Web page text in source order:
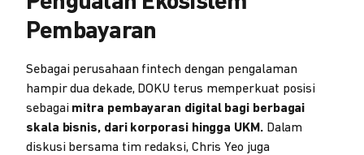
Pembayaran
Sebagai perusahaan fintech dengan pengalaman
hampir dua dekade, DOKU terus memperkuat posisi
sebagai mitra pembayaran digital bagi berbagai
skala bisnis, dari korporasi hingga UKM.Dalam
diskusi bersama tim redaksi, Chris Yeo juga